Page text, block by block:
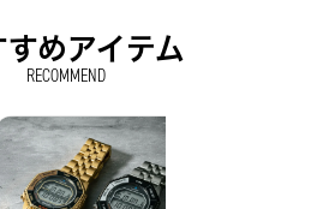
すめアイテム
RECOMMEND